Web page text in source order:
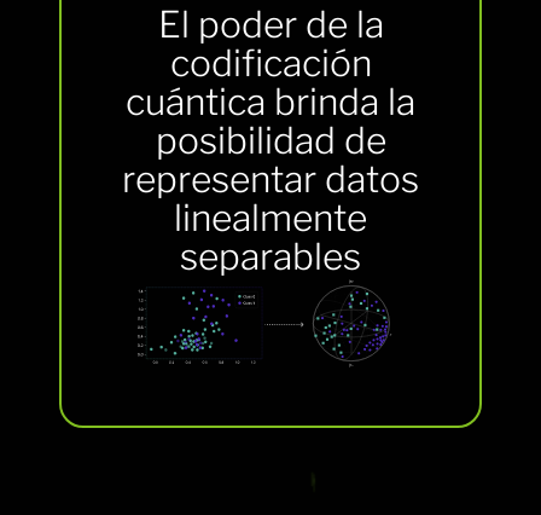
El poder de la
codificación
cuántica brinda la
posibilidad de
representar datos
linealmente
separables